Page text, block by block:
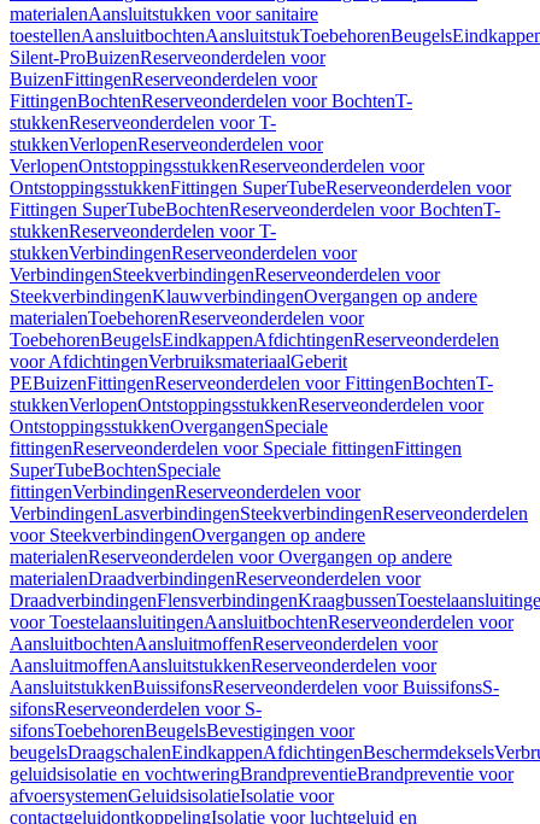
materialenAansluitstukken voor sanitaire
toestellenAansluitbochtenAansluitstukToebehorenBeugels
Silent-ProBuizenReserveonderdelen voor
BuizenFittingenReserveonderdelen voor
FittingenBochtenReserveonderdelen voor BochtenT-
stukkenReserveonderdelen voor T-
stukkenVerlopenReserveonderdelen voor
VerlopenOntstoppingsstukkenReserveonderdelen voor
OntstoppingsstukkenFittingen SuperTubeReserveonderdelen voor
Fittingen SuperTubeBochtenReserveonderdelen voor BochtenT-
stukkenReserveonderdelen voor T-
stukkenVerbindingenReserveonderdelen voor
VerbindingenSteekverbindingenReserveonderdelen voor
SteekverbindingenKlauwverbindingenOvergangen op andere
materialenToebehorenReserveonderdelen voor
ToebehorenBeugelsEindkappenAfdichtingenReserveonderdelen
voor AfdichtingenVerbruiksmateriaalGeberit
PEBuizenFittingenReserveonderdelen voor FittingenBochtenT-
stukkenVerlopenOntstoppingsstukkenReserveonderdelen voor
OntstoppingsstukkenOvergangenSpeciale
fittingenReserveonderdelen voor Speciale fittingenFittingen
SuperTubeBochtenSpeciale
fittingenVerbindingenReserveonderdelen voor
VerbindingenLasverbindingenSteekverbindingenReserveonderdelen
voor SteekverbindingenOvergangen op andere
materialenReserveonderdelen voor Overgangen op andere
materialenDraadverbindingenReserveonderdelen voor
DraadverbindingenFlensverbindingenKraagbussen
voor ToestelaansluitingenAansluitbochtenReserveonderdelen voor
AansluitbochtenAansluitmoffenReserveonderdelen voor
AansluitmoffenAansluitstukkenReserveonderdelen voor
AansluitstukkenBuissifonsReserveonderdelen voor BuissifonsS-
sifonsReserveonderdelen voor S-
sifonsToebehorenBeugelsBevestigingen voor
beugelsDraagschalenEindkappenAfdichtingenBeschermdeksels
geluidsisolatie en vochtweringBrandpreventieBrandpreventie voor
afvoersystemenGeluidsisolatieIsolatie voor
contactgeluidontkoppelingIsolatie voor luchtgeluid en